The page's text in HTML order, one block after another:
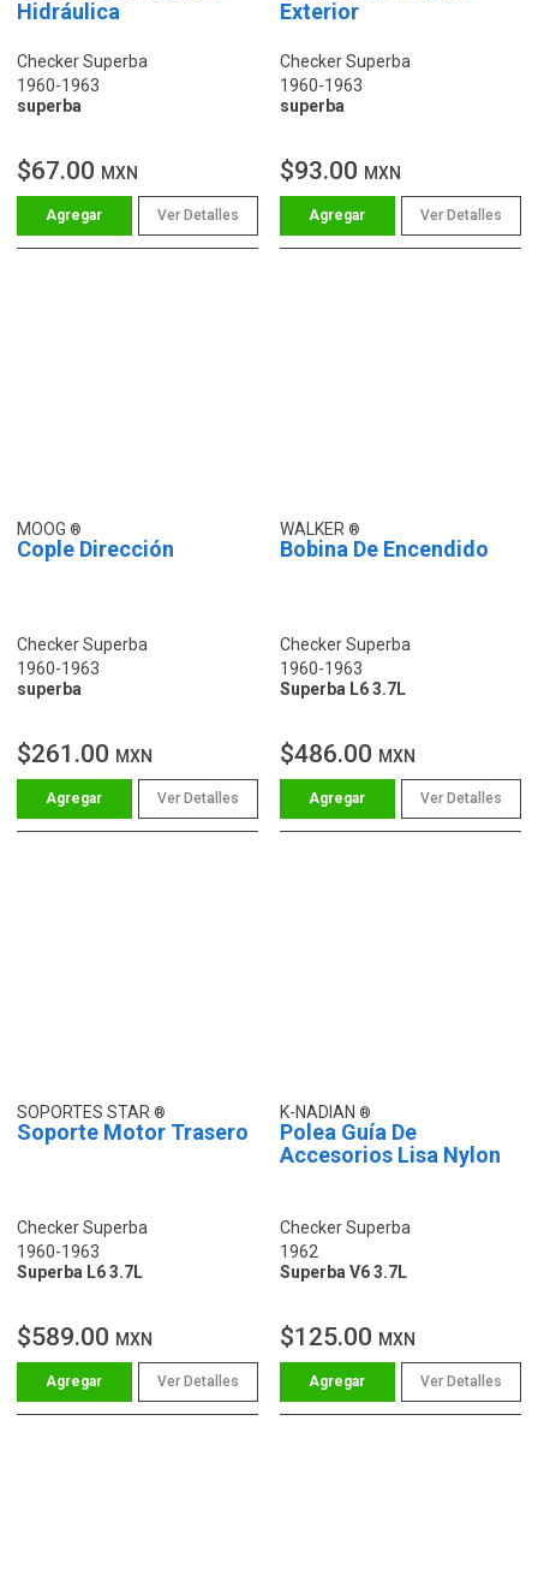
Hidráulica
Checker Superba
1960-1963
superba
$67.00 MXN
Ver Detalles
Exterior
Checker Superba
1960-1963
superba
$93.00 MXN
Ver Detalles
MOOG
Cople Dirección
Checker Superba
1960-1963
superba
$261.00 MXN
Ver Detalles
WALKER
Bobina De Encendido
Checker Superba
1960-1963
Superba L6 3.7L
$486.00 MXN
Ver Detalles
SOPORTES STAR
Soporte Motor Trasero
Checker Superba
1960-1963
Superba L6 3.7L
$589.00 MXN
Ver Detalles
K-NADIAN
Polea Guía De
Accesorios Lisa Nylon
Checker Superba
1962
Superba V6 3.7L
$125.00 MXN
Ver Detalles